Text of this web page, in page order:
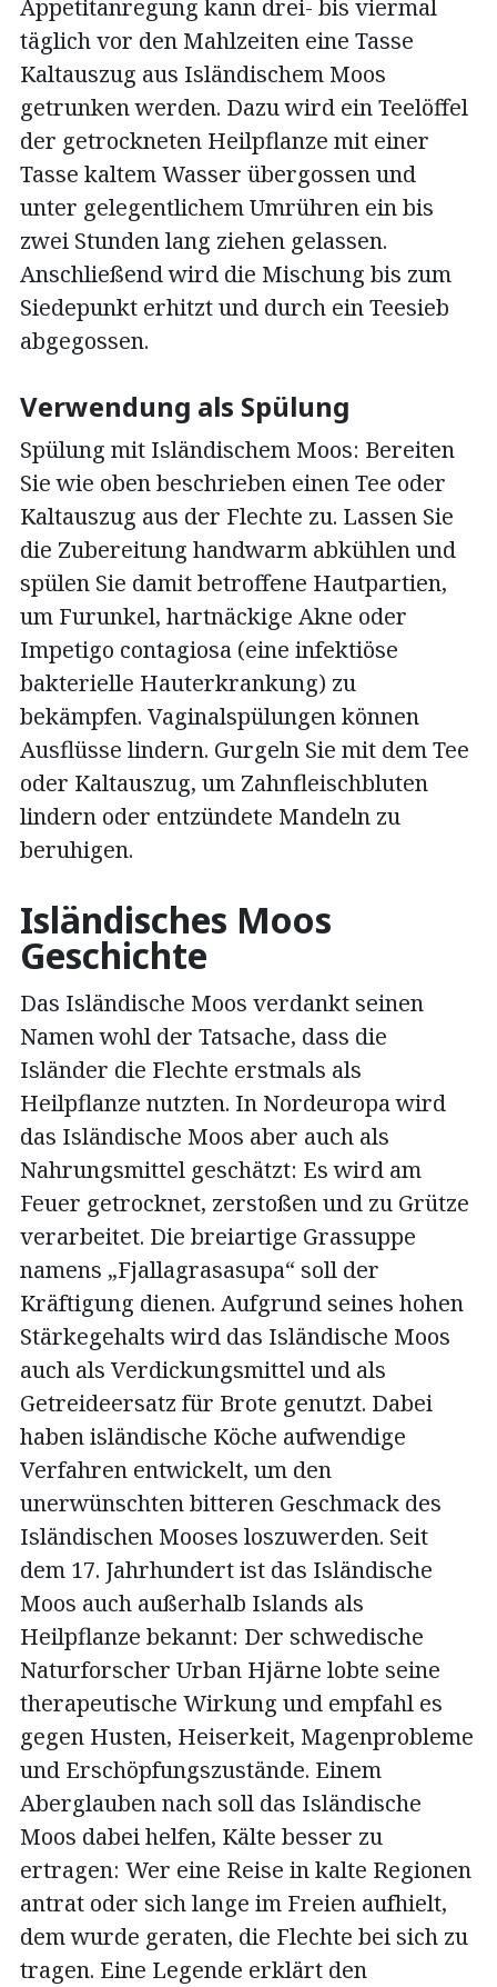
Appetitanregung kann drei- bis viermal
täglich vor den Mahlzeiten eine Tasse
Kaltauszug aus Isländischem Moos
getrunken werden. Dazu wird ein Teelöffel
der getrockneten Heilpflanze mit einer
Tasse kaltem Wasser übergossen und
unter gelegentlichem Umrühren ein bis
zwei Stunden lang ziehen gelassen.
Anschließend wird die Mischung bis zum
Siedepunkt erhitzt und durch ein Teesieb
abgegossen.
Verwendung als Spülung
Spülung mit Isländischem Moos: Bereiten
Sie wie oben beschrieben einen Tee oder
Kaltauszug aus der Flechte zu. Lassen Sie
die Zubereitung handwarm abkühlen und
spülen Sie damit betroffene Hautpartien,
um Furunkel, hartnäckige Akne oder
Impetigo contagiosa (eine infektiöse
bakterielle Hauterkrankung) zu
bekämpfen. Vaginalspülungen können
Ausflüsse lindern. Gurgeln Sie mit dem Tee
oder Kaltauszug, um Zahnfleischbluten
lindern oder entzündete Mandeln zu
beruhigen.
Isländisches Moos
Geschichte
Das Isländische Moos verdankt seinen
Namen wohl der Tatsache, dass die
Isländer die Flechte erstmals als
Heilpflanze nutzten. In Nordeuropa wird
das Isländische Moos aber auch als
Nahrungsmittel geschätzt: Es wird am
Feuer getrocknet, zerstoßen und zu Grütze
verarbeitet. Die breiartige Grassuppe
namens „Fjallagrasasupa“ soll der
Kräftigung dienen. Aufgrund seines hohen
Stärkegehalts wird das Isländische Moos
auch als Verdickungsmittel und als
Getreideersatz für Brote genutzt. Dabei
haben isländische Köche aufwendige
Verfahren entwickelt, um den
unerwünschten bitteren Geschmack des
Isländischen Mooses loszuwerden. Seit
dem 17. Jahrhundert ist das Isländische
Moos auch außerhalb Islands als
Heilpflanze bekannt: Der schwedische
Naturforscher Urban Hjärne lobte seine
therapeutische Wirkung und empfahl es
gegen Husten, Heiserkeit, Magenprobleme
und Erschöpfungszustände. Einem
Aberglauben nach soll das Isländische
Moos dabei helfen, Kälte besser zu
ertragen: Wer eine Reise in kalte Regionen
antrat oder sich lange im Freien aufhielt,
dem wurde geraten, die Flechte bei sich zu
tragen. Eine Legende erklärt den